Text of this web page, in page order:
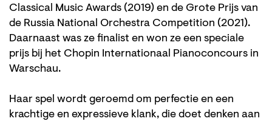
Classical Music Awards (2019) en de Grote Prijs van
de Russia National Orchestra Competition (2021).
Daarnaast was ze finalist en won ze een speciale
prijs bij het Chopin Internationaal Pianoconcours in
Warschau.
Haar spel wordt geroemd om perfectie en een
krachtige en expressieve klank, die doet denken aan